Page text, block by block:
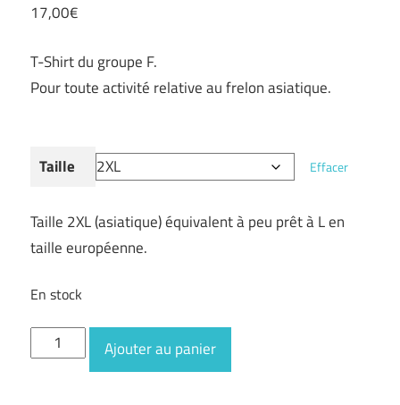
17,00€
T-Shirt du groupe F.
Pour toute activité relative au frelon asiatique.
Taille Effacer
Taille 2XL (asiatique) équivalent à peu prêt à L en
taille européenne.
En stock
quantité
de
Ajouter au panier